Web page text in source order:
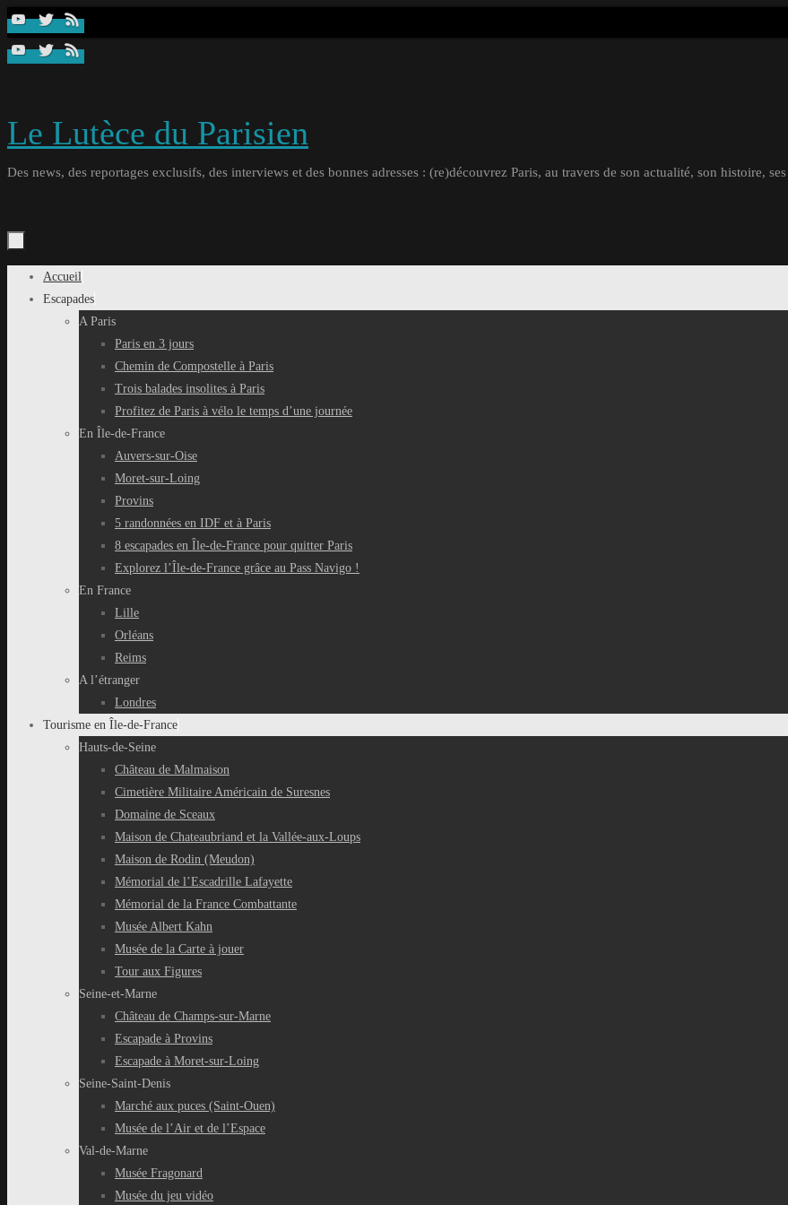
Passer
contenu
Le Lutèce du Parisien
Des news, des reportages exclusifs, des interviews et des bonnes adresses : (re)découvrez Paris, au travers de son actualité, son histoire,
Passer
Accueil
Escapades
A Paris
Paris en 3 jours
Chemin de Compostelle à Paris
Trois balades insolites à Paris
Profitez de Paris à vélo le temps d’une journée
En Île-de-France
Auvers-sur-Oise
Moret-sur-Loing
Provins
5 randonnées en IDF et à Paris
8 escapades en Île-de-France pour quitter Paris
Explorez l’Île-de-France grâce au Pass Navigo !
En France
Lille
Orléans
Reims
A l’étranger
Londres
Tourisme en Île-de-France
Hauts-de-Seine
Château de Malmaison
Cimetière Militaire Américain de Suresnes
Domaine de Sceaux
Maison de Chateaubriand et la Vallée-aux-Loups
Maison de Rodin (Meudon)
Mémorial de l’Escadrille Lafayette
Mémorial de la France Combattante
Musée Albert Kahn
Musée de la Carte à jouer
Tour aux Figures
Seine-et-Marne
Château de Champs-sur-Marne
Escapade à Provins
Escapade à Moret-sur-Loing
Seine-Saint-Denis
Marché aux puces (Saint-Ouen)
Musée de l’Air et de l’Espace
Val-de-Marne
Musée Fragonard
Musée du jeu vidéo